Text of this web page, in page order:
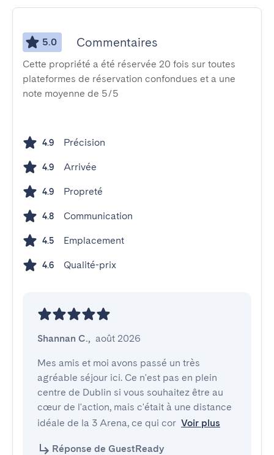
5.0 Commentaires
Cette propriété a été réservée 20 fois sur toutes
plateformes de réservation confondues et a une
note moyenne de 5/5
4.9 Précision
4.9 Arrivée
4.9 Propreté
4.8 Communication
4.5 Emplacement
4.6 Qualité-prix
Shannan C., août 2026
Mes amis et moi avons passé un très
agréable séjour ici. Ce n'est pas en plein
centre de Dublin si vous souhaitez être au
cœur de l'action, mais c'était à une distance
idéale de la 3 Arena, ce qui cor Voir plus
Réponse de GuestReady